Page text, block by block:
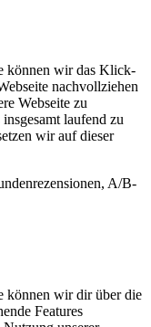
können wir das Klick-
nachvollziehen
Webseite zu
laufend zu
wir auf dieser
A/B-
können wir dir über die
Features